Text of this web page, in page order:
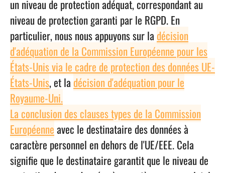
un niveau de protection adéquat, correspondant au
niveau de protection garanti par le RGPD. En
particulier, nous nous appuyons sur la décision
d'adéquation de la Commission Européenne pour les
États-Unis via le cadre de protection des données UE-
États-Unis, et la décision d'adéquation pour le
Royaume-Uni.
La conclusion des clauses types de la Commission
Européenne avec le destinataire des données à
caractère personnel en dehors de l'UE/EEE. Cela
signifie que le destinataire garantit que le niveau de